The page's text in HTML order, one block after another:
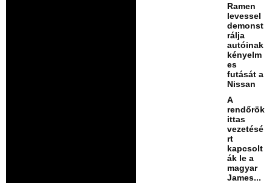
Ramen
levessel
demonst
rálja
autóinak
kényelm
es
futását a
Nissan
A
rendőrök
ittas
vezetésé
rt
kapcsolt
ák le a
magyar
James...